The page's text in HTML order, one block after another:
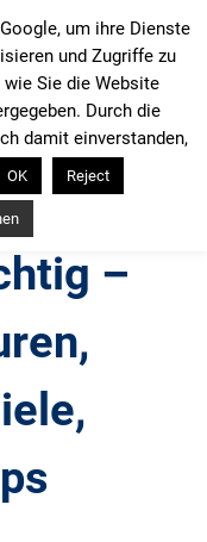
–
um ihre Dienste
und Zugriffe zu
Sie die Website
Durch die
damit einverstanden,
OK Reject